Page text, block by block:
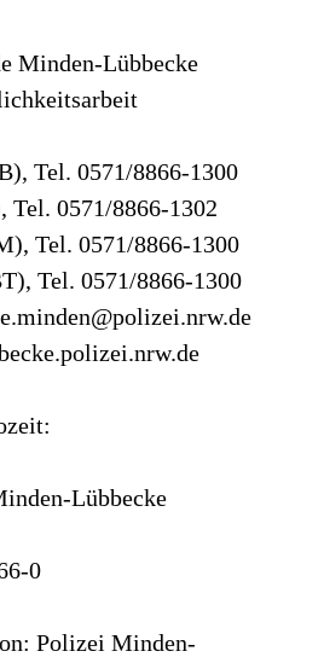
Minden-Lübbecke
Tel. 0571/8866-1300
Tel. 0571/8866-1302
Tel. 0571/8866-1300
Tel. 0571/8866-1300
Lübbecke
0
Polizei Minden-